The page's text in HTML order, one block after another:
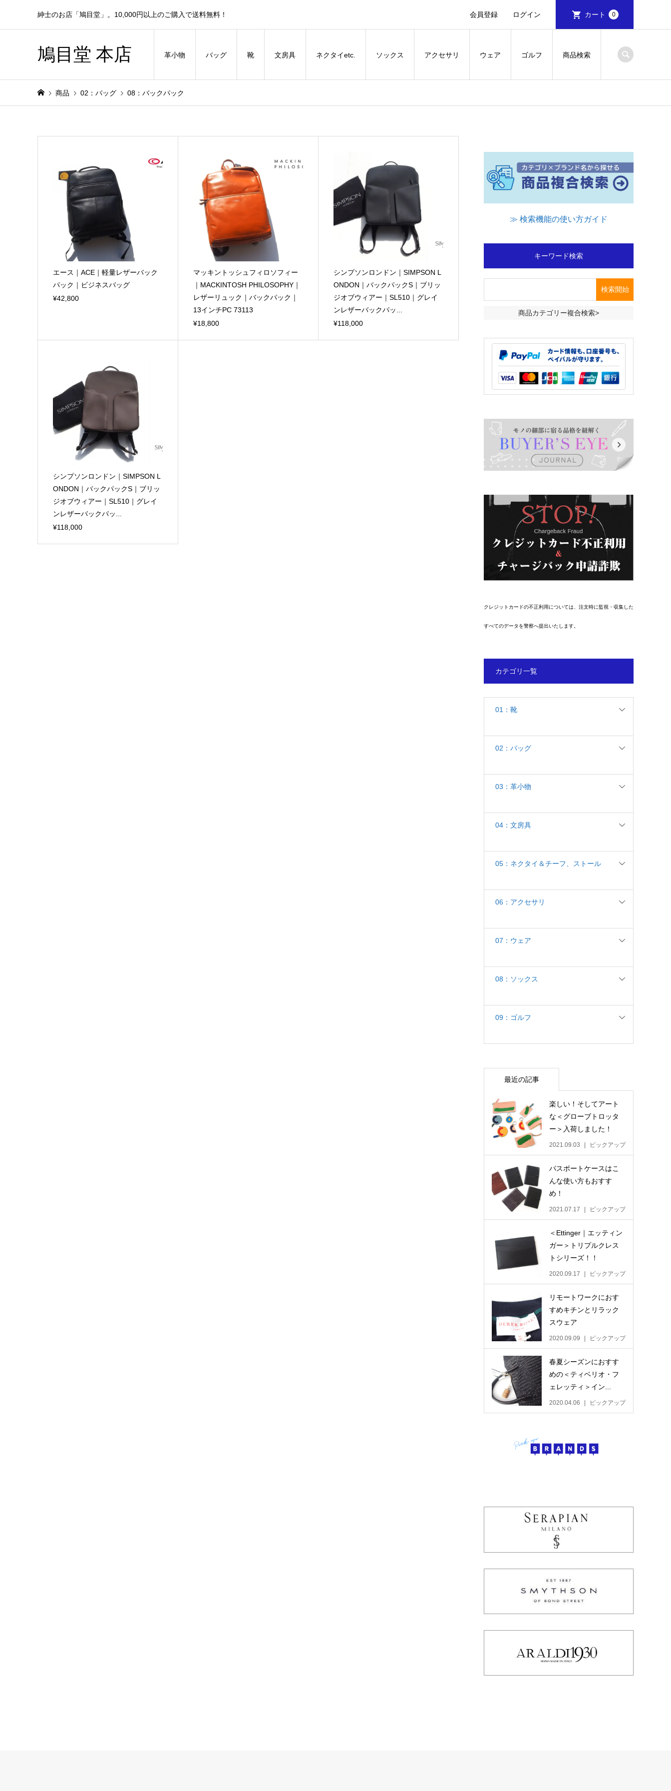
紳士のお店「鳩目堂」。10,000円以上のご購入で送料無料！ 会員登録 ログイン カート 0
鳩目堂 本店 革小物 バッグ 靴 文房具 ネクタイetc. ソックス アクセサリ ウェア ゴルフ 商品検索
商品 02：バッグ 08：バックパック
エース｜ACE｜軽量レザーバック
パック｜ビジネスバッグ
¥42,800
マッキントッシュフィロソフィー
｜MACKINTOSH PHILOSOPHY｜
レザーリュック｜バックパック｜
13インチPC 73113
¥18,800
シンプソンロンドン｜SIMPSON L
ONDON｜バックパックS｜ブリッ
ジオブウィアー｜SL510｜グレイ
ンレザーバックパッ...
¥118,000
シンプソンロンドン｜SIMPSON L
ONDON｜バックパックS｜ブリッ
ジオブウィアー｜SL510｜グレイ
ンレザーバックパッ...
¥118,000
≫ 検索機能の使い方ガイド
キーワード検索
商品カテゴリー複合検索>
クレジットカードの不正利用については、注文時に監視・収集した
すべてのデータを警察へ提出いたします。
カテゴリ一覧
01：靴
02：バッグ
03：革小物
04：文房具
05：ネクタイ＆チーフ、ストール
06：アクセサリ
07：ウェア
08：ソックス
09：ゴルフ
最近の記事
楽しい！そしてアート
な＜グローブトロッタ
ー＞入荷しました！
2021.09.03 ピックアップ
パスポートケースはこ
んな使い方もおすす
め！
2021.07.17 ピックアップ
＜Ettinger｜エッティン
ガー＞トリプルクレス
トシリーズ！！
2020.09.17 ピックアップ
リモートワークにおす
すめキチンとリラック
スウェア
2020.09.09 ピックアップ
春夏シーズンにおすす
めの＜ティベリオ・フ
ェレッティ＞イン...
2020.04.06 ピックアップ